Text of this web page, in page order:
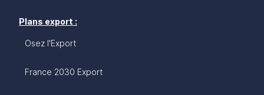
Plans export :
Osez l'Export
France 2030 Export